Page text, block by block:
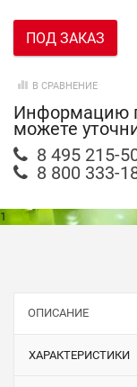
ПОД ЗАКАЗ
В СРАВНЕНИЕ
Информацию
можете
8 495 215-
8 800 333-
1
ОПИСАНИЕ
ХАРАКТЕРИСТИКИ